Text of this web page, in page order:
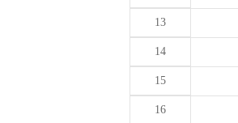
13
14
15
16